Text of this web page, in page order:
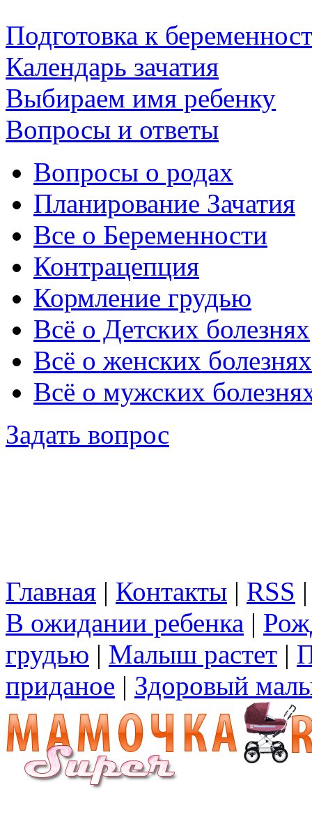
Подготовка к
Календарь зачатия
Выбираем имя ребенку
Вопросы и ответы
Вопросы о родах
Планирование Зачатия
Все о Беременности
Контрацепция
Кормление грудью
Всё о Детских болезнях
Всё о женских болезнях
Всё о мужских
Задать вопрос
Главная | Контакты | RSS
В ожидании ребенка |
грудью | Малыш растет |
приданое | Здоровый